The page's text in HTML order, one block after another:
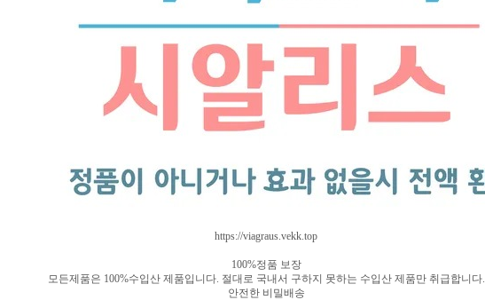
https://viagraus.vekk.top
100%정품 보장
모든제품은 100%수입산 제품입니다. 절대로 국내서 구하지 못하는 수입산 제품만 취급합니다.
안전한 비밀배송